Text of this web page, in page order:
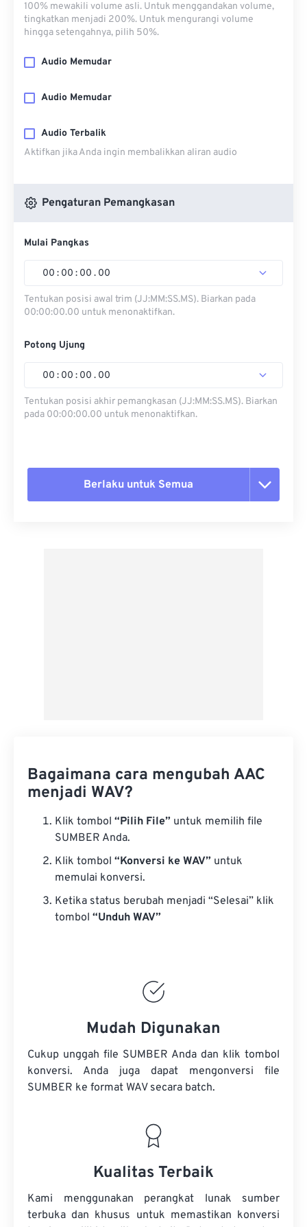
100% mewakili volume asli. Untuk menggandakan volume,
tingkatkan menjadi 200%. Untuk mengurangi volume
hingga setengahnya, pilih 50%.
Audio Memudar
Audio Memudar
Audio Terbalik
Aktifkan jika Anda ingin membalikkan aliran audio
Pengaturan Pemangkasan
Mulai Pangkas
00 : 00 : 00 . 00
Tentukan posisi awal trim (JJ:MM:SS.MS). Biarkan pada
00:00:00.00 untuk menonaktifkan.
Potong Ujung
00 : 00 : 00 . 00
Tentukan posisi akhir pemangkasan (JJ:MM:SS.MS). Biarkan
pada 00:00:00.00 untuk menonaktifkan.
Berlaku untuk Semua
Bagaimana cara mengubah AAC
menjadi WAV?
Klik tombol “Pilih File” untuk memilih file
SUMBER Anda.
Klik tombol “Konversi ke WAV” untuk
memulai konversi.
Ketika status berubah menjadi “Selesai” klik
tombol “Unduh WAV”
Mudah Digunakan
Cukup unggah file SUMBER Anda dan klik tombol
konversi. Anda juga dapat mengonversi file
SUMBER ke format WAV secara batch.
Kualitas Terbaik
Kami menggunakan perangkat lunak sumber
terbuka dan khusus untuk memastikan konversi